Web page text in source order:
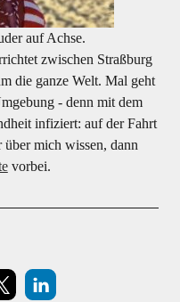
auf Achse.
zwischen Straßburg
die ganze Welt. Mal geht
- denn mit dem
infiziert: auf der Fahrt
mich wissen, dann
vorbei.